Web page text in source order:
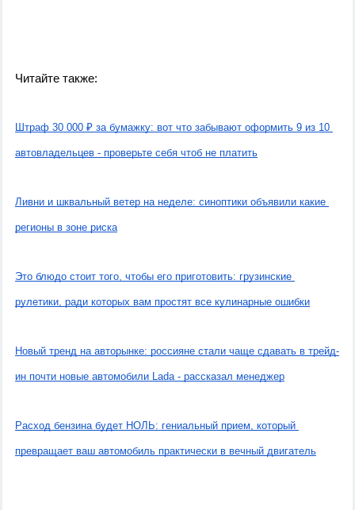
Читайте также:
Штраф 30 000 ₽ за бумажку: вот что забывают оформить 9 из 10
автовладельцев - проверьте себя чтоб не платить
Ливни и шквальный ветер на неделе: синоптики объявили какие
регионы в зоне риска
Это блюдо стоит того, чтобы его приготовить: грузинские
рулетики, ради которых вам простят все кулинарные ошибки
Новый тренд на авторынке: россияне стали чаще сдавать в трейд-
ин почти новые автомобили Lada - рассказал менеджер
Расход бензина будет НОЛЬ: гениальный прием, который
превращает ваш автомобиль практически в вечный двигатель